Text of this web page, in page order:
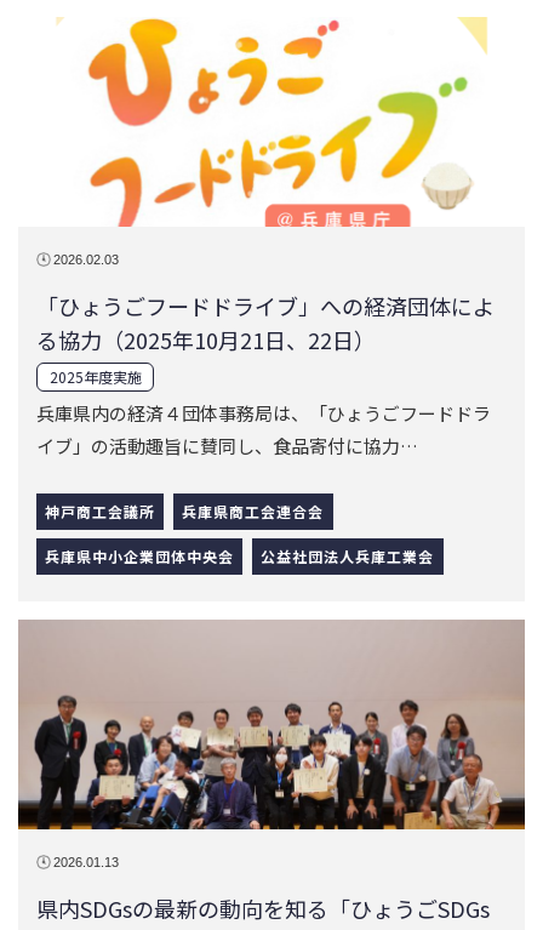
「ひょうごフードドライブ」への経済団体によ
る協力（2025年10月21日、22日）
2025年度実施
兵庫県内の経済４団体事務局は、「ひょうごフードドラ
イブ」の活動趣旨に賛同し、食品寄付に協力…
兵庫県中小企業団体中央会 公益社団法人兵庫工業会
フォーラム」の開催（2025年10月7日）
2025年度実施
ひょうごSDGs Hub会員企業・団体等を対象に、SDGsの
最新の動向や取組を知ることがで…